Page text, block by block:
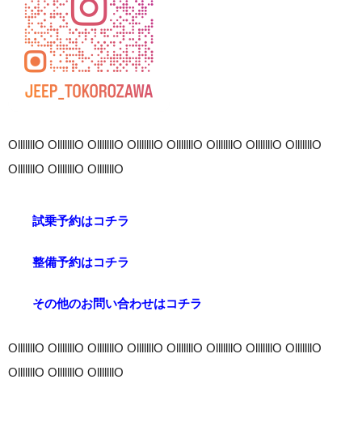
OlllllllO OlllllllO OlllllllO OlllllllO OlllllllO OlllllllO OlllllllO OlllllllO
OlllllllO OlllllllO OlllllllO
試乗予約はコチラ
整備予約はコチラ
その他のお問い合わせはコチラ
OlllllllO OlllllllO OlllllllO OlllllllO OlllllllO OlllllllO OlllllllO OlllllllO
OlllllllO OlllllllO OlllllllO